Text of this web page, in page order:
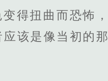
得扭曲而恐怖，
该是像当初的那